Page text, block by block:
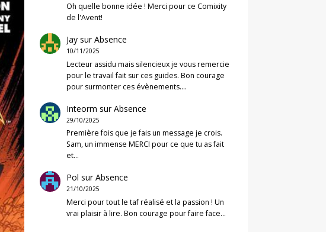
Oh quelle bonne idée ! Merci pour ce Comixity
de l'Avent!
Jay surAbsence
10/11/2025
Lecteur assidu mais silencieux je vous remercie
pour le travail fait sur ces guides. Bon courage
pour surmonter ces évènements.…
Inteorm surAbsence
29/10/2025
Première fois que je fais un message je crois.
Sam, un immense MERCI pour ce que tu as fait
et…
Pol surAbsence
21/10/2025
Merci pour tout le taf réalisé et la passion ! Un
vrai plaisir à lire. Bon courage pour faire face…